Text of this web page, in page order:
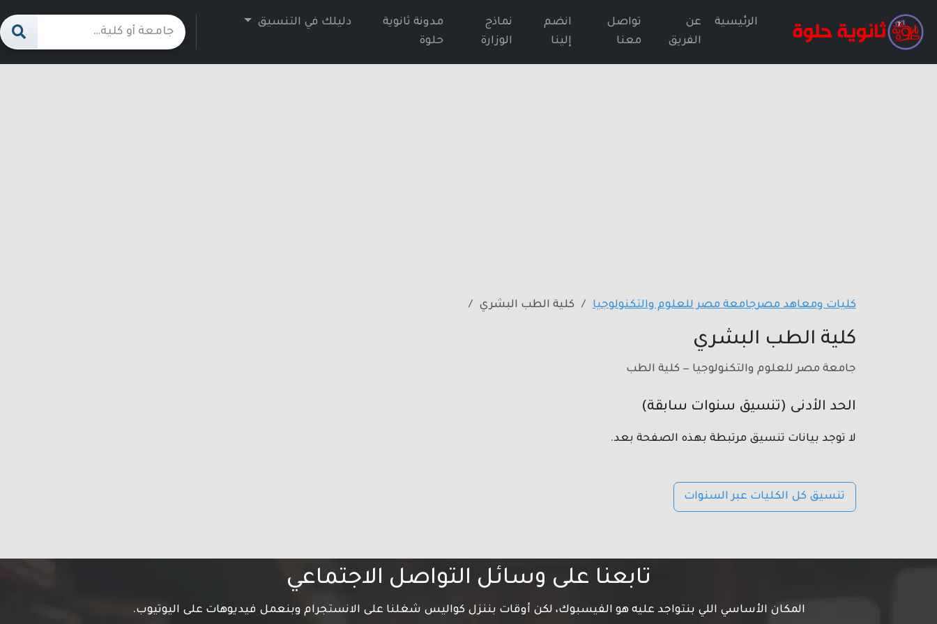
الرئيسية
عن
الفريق
تواصل
معنا
انضم
إلينا
نماذج
الوزارة
مدونة ثانوية
حلوة
دليلك في التنسيق
كليات ومعاهد مصرجامعة مصر للعلوم والتكنولوجيا كلية الطب البشري
كلية الطب البشري
جامعة مصر للعلوم والتكنولوجيا — كلية الطب
الحد الأدنى (تنسيق سنوات سابقة)
لا توجد بيانات تنسيق مرتبطة بهذه الصفحة بعد.
تنسيق كل الكليات عبر السنوات
تابعنا على وسائل التواصل الاجتماعي
المكان الأساسي اللي بنتواجد عليه هو الفيسبوك، لكن أوقات بننزل كواليس شغلنا على الانستجرام وبنعمل فيديوهات على اليوتيوب.